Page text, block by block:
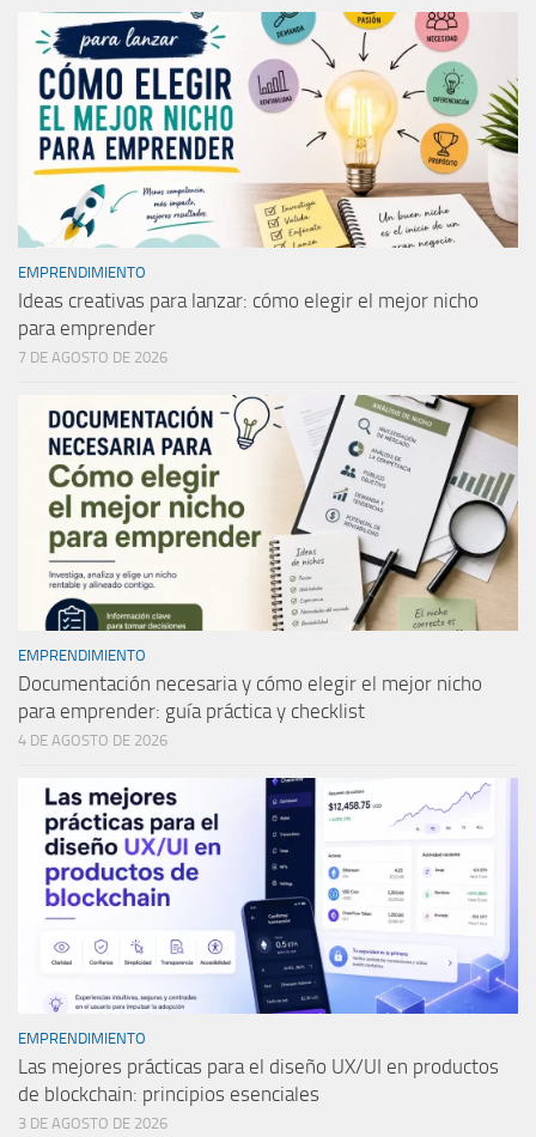
EMPRENDIMIENTO
Ideas creativas para lanzar: cómo elegir el mejor nicho
para emprender
7 DE AGOSTO DE 2026
EMPRENDIMIENTO
Documentación necesaria y cómo elegir el mejor nicho
para emprender: guía práctica y checklist
4 DE AGOSTO DE 2026
EMPRENDIMIENTO
Las mejores prácticas para el diseño UX/UI en productos
de blockchain: principios esenciales
3 DE AGOSTO DE 2026